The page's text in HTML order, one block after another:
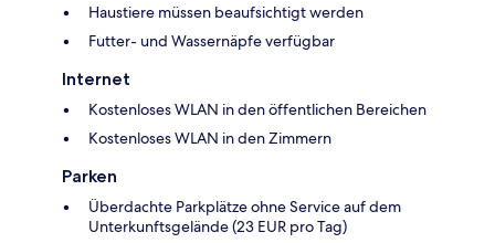
Haustiere müssen beaufsichtigt werden
Futter- und Wassernäpfe verfügbar
Internet
Kostenloses WLAN in den öffentlichen Bereichen
Kostenloses WLAN in den Zimmern
Parken
Überdachte Parkplätze ohne Service auf dem
Unterkunftsgelände (23 EUR pro Tag)